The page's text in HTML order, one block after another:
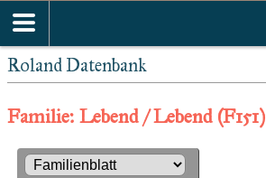
Roland Datenbank
Familie: Lebend / Lebend (F151)